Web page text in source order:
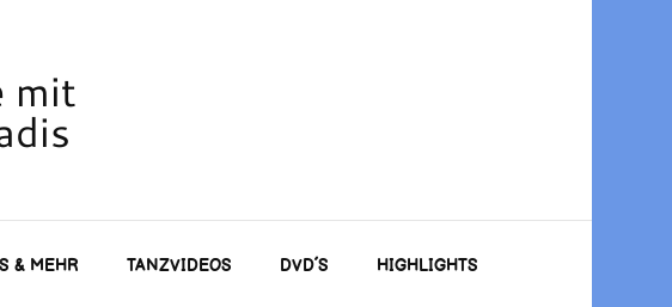
mit
& MEHR TANZVIDEOS DVD´S
HIGHLIGHTS